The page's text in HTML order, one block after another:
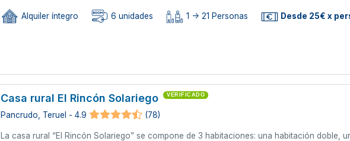
Alquiler íntegro 6 unidades 1 -> 21 Personas Desde 25€ x
Casa rural El Rincón Solariego VERIFICADO
Pancrudo, Teruel - 4.9 (78)
La casa rural “El Rincón Solariego” se compone de 3 habitaciones: una habitación doble,